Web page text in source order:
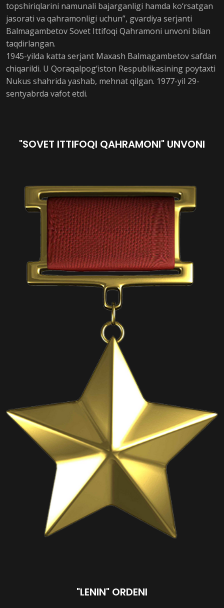
topshiriqlarini namunali bajarganligi hamda ko‘rsatgan
jasorati va qahramonligi uchun”, gvardiya serjanti
Balmagambetov Sovet Ittifoqi Qahramoni unvoni bilan
taqdirlangan.
1945-yilda katta serjant Maxash Balmagambetov safdan
chiqarildi. U Qoraqalpog‘iston Respublikasining poytaxti
Nukus shahrida yashab, mehnat qilgan. 1977-yil 29-
sentyabrda vafot etdi.
"SOVET ITTIFOQI QAHRAMONI" UNVONI
"LENIN" ORDENI